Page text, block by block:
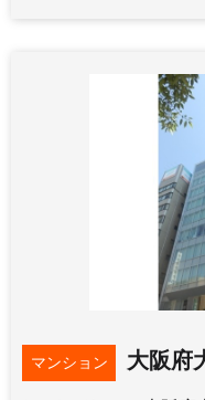
専有
25
管理
敷
礼
22階
専有
マンション 大阪府